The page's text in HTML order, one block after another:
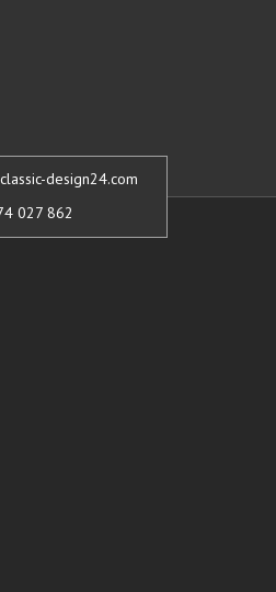
design24.com
027 862